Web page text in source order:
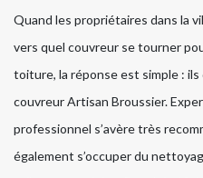
Quand les propriétaires dans la
vers quel couvreur se tourner
toiture, la réponse est simple :
couvreur Artisan Broussier.
professionnel s’avère très
également s’occuper du